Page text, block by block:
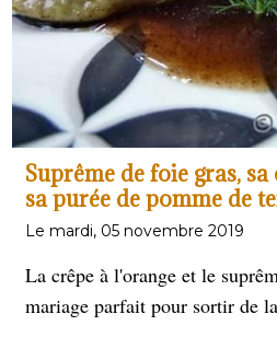
Suprême de foie gras,
sa purée de pomme de
Le mardi, 05 novembre 2019
La crêpe à l'orange et le
mariage parfait pour sortir de